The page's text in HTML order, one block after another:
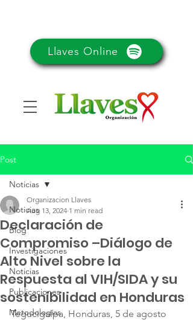
Llaves Online
Post
Noticias
Blog
Investigaciones
Noticias
Publicaciones
Metodologías
Noticias
Declaración de
Compromiso –Diálogo de
Alto Nivel sobre la
Respuesta al VIH/SIDA y su
sostenibilidad en Honduras
Organizacion Llaves
Aug 13, 2024 1 min read
Tegucigalpa, Honduras, 5 de agosto